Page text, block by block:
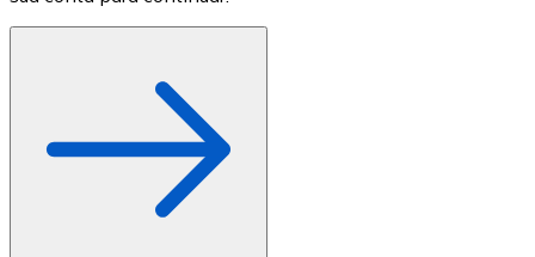
Ir para a loja de cartões-presente